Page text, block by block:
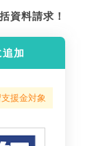
資料請求！
追加
援金対象